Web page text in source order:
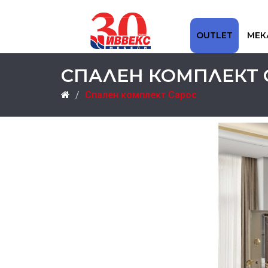
OUTLET
СПАЛЕН КОМПЛЕКТ
Спален комплект Сарос